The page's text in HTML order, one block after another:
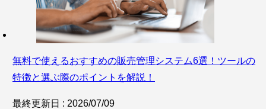
無料で使えるおすすめの販売管理システム6選！ツールの
特徴と選ぶ際のポイントを解説！
最終更新日 : 2026/07/09